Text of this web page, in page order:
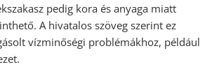
pedig kora és anyaga miatt
A hivatalos szöveg szerint ez
vízminőségi problémákhoz, például